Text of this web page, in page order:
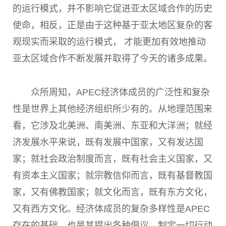
的运行模式，并不影响它促进亚太区域合作的历史
使命，相反，正是由于这种基于亚太地区复杂的客
观现实而采取的运行模式， 才能更加有效地推动
亚太区域合作不断发展并取得了今天的诸多成果。
众所周知， APEC经济体成员的广泛性和复杂
性是世界上其他经济组织所少有的。从地理范围来
看，它涉及北美洲、南美洲、东亚和大洋洲；就经
济发展水平来说，既有发展中国家，又有发达国
家；就社会政治制度而言，既有社会主义国家，又
有资本主义国家；就宗教信仰而言，既有基督教国
家，又有佛教国家；就文化而言，既有东方文化，
又有西方文化。经济体成员的复杂多样性是APEC